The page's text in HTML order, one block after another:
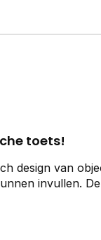
toets!
design van
invullen.